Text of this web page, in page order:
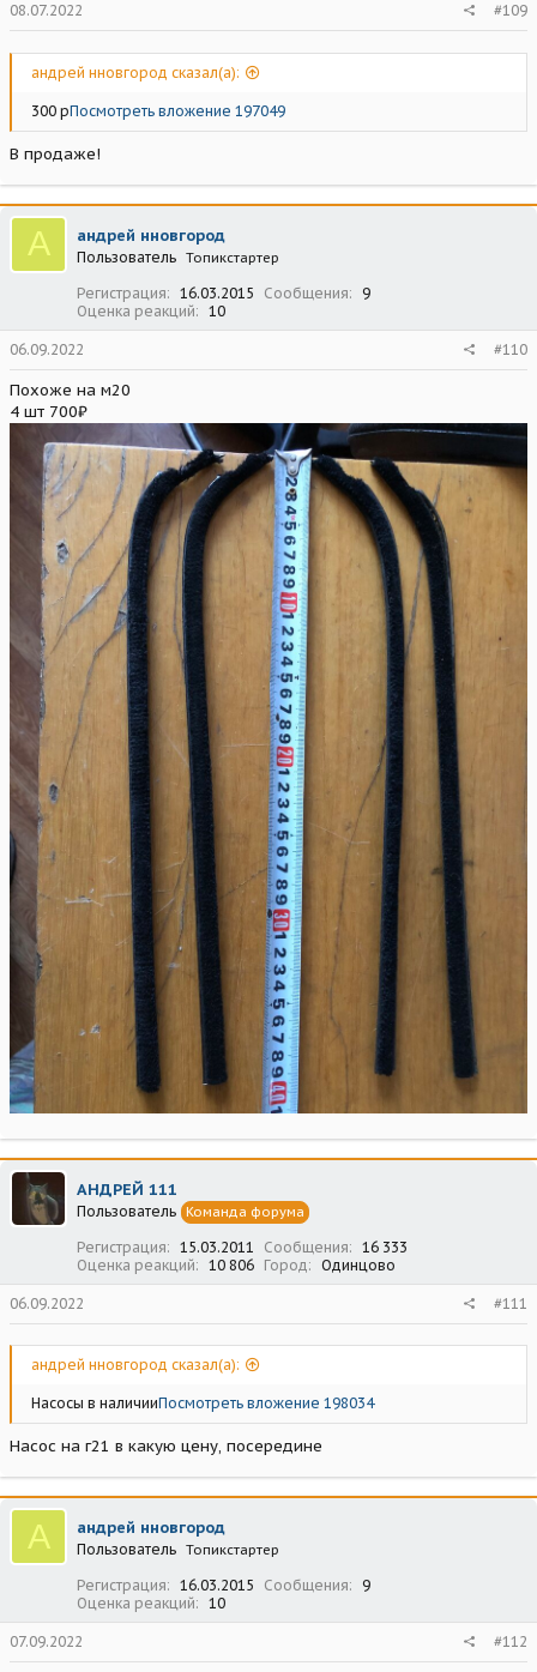
08.07.2022 #109
андрей нновгород сказал(а):
300 рПосмотреть вложение 197049
В продаже!
А андрей нновгород
Пользователь Топикстартер
Регистрация 16.03.2015 Сообщения
9
Оценка реакций
10
06.09.2022 #110
Похоже на м20
4 шт 700₽
АНДРЕЙ 111
Пользователь Команда форума
Регистрация 15.03.2011 Сообщения
16 333
Оценка реакций
10 806 Город Одинцово
06.09.2022 #111
андрей нновгород сказал(а):
Насосы в наличииПосмотреть вложение 198034
Насос на г21 в какую цену, посередине
А андрей нновгород
Пользователь Топикстартер
Регистрация 16.03.2015 Сообщения
9
Оценка реакций
10
07.09.2022 #112